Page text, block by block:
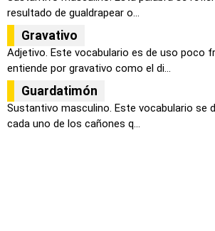
resultado de gualdrapear o...
Gravativo
Adjetivo. Este vocabulario es de uso poco
entiende por gravativo como el di...
Guardatimón
Sustantivo masculino. Este vocabulario se
cada uno de los cañones q...